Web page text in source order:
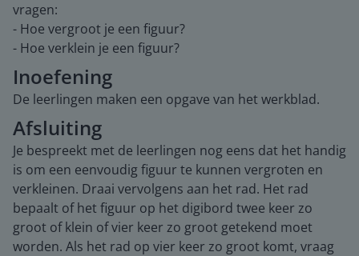
vragen:
- Hoe vergroot je een figuur?
- Hoe verklein je een figuur?
Inoefening
De leerlingen maken een opgave van het werkblad.
Afsluiting
Je bespreekt met de leerlingen nog eens dat het handig
is om een eenvoudig figuur te kunnen vergroten en
verkleinen. Draai vervolgens aan het rad. Het rad
bepaalt of het figuur op het digibord twee keer zo
groot of klein of vier keer zo groot getekend moet
worden. Als het rad op vier keer zo groot komt, vraag